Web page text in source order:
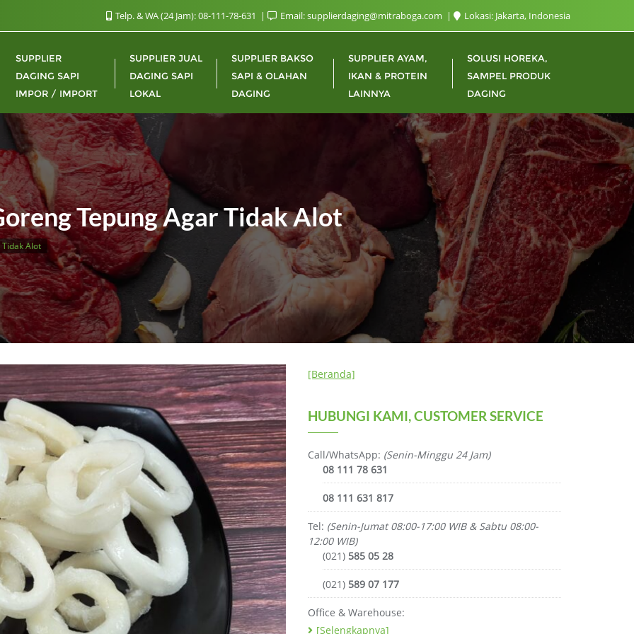
Telp. & WA (24 Jam): 08-111-78-631 Email: supplierdaging@mitraboga.com Lokasi: Jakarta, Indonesia
SUPPLIER
DAGING SAPI
IMPOR / IMPORT
SUPPLIER JUAL
DAGING SAPI
LOKAL
SUPPLIER BAKSO
SAPI & OLAHAN
DAGING
SUPPLIER AYAM,
IKAN & PROTEIN
LAINNYA
SOLUSI HOREKA,
SAMPEL PRODUK
DAGING
Tepung Agar Tidak Alot
Alot
[Beranda]
HUBUNGI KAMI, CUSTOMER SERVICE
Call/WhatsApp: (Senin-Minggu 24 Jam)
08 111 78 631
08 111 631 817
Tel: (Senin-Jumat 08:00-17:00 WIB & Sabtu 08:00-
12:00 WIB)
(021) 585 05 28
(021) 589 07 177
Office & Warehouse:
[Selengkapnya]